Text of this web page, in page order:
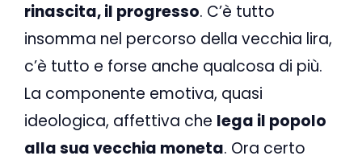
rinascita, il progresso. C’è tutto
insomma nel percorso della vecchia lira,
c’è tutto e forse anche qualcosa di più.
La componente emotiva, quasi
ideologica, affettiva che lega il popolo
alla sua vecchia moneta. Ora certo